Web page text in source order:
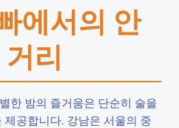
에서의 안
리
한 밤의 즐거움은 단순히 술을
공합니다. 강남은 서울의 중